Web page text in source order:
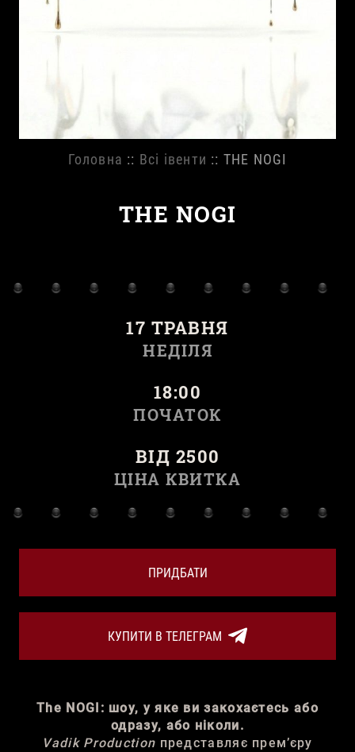
Головна :: Всі івенти :: THE NOGI
THE NOGI
17 ТРАВНЯ
НЕДІЛЯ
18:00
ПОЧАТОК
ВІД 2500
ЦІНА КВИТКА
ПРИДБАТИ
КУПИТИ В ТЕЛЕГРАМ
The NOGI: шоу, у яке ви закохаєтесь або
одразу, або ніколи.
Vadik Production представляє прем’єру